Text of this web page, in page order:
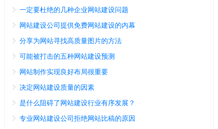
一定要杜绝的几种企业网站建设问题
网站建设公司提供免费网站建设的内幕
分享为网站寻找高质量图片的方法
可能被打击的五种网站建设预测
网站制作实现良好布局很重要
决定网站建设质量的因素
是什么阻碍了网站建设行业有序发展？
专业网站建设公司拒绝网站比稿的原因